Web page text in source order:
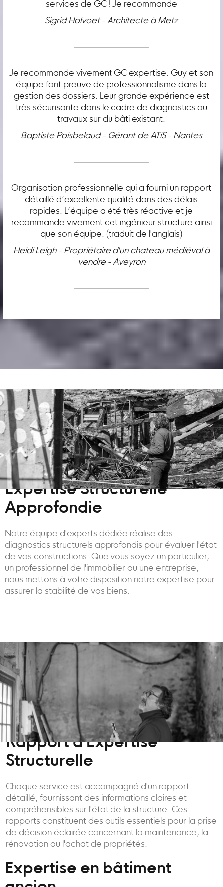
services de GC ! Je recommande
Sigrid Holvoet - Architecte à Metz
Je recommande vivement GC expertise. Guy et son
équipe font preuve de professionnalisme dans la
gestion des dossiers. Leur grande expérience est
très sécurisante dans le cadre de diagnostics ou
travaux sur du bâti existant.
Baptiste Poisbelaud - Gérant de ATiS - Nantes
Organisation professionnelle qui a fourni un rapport
détaillé d’excellente qualité dans des délais
rapides. L’équipe a été très réactive et je
recommande vivement cet ingénieur structure ainsi
que son équipe. (traduit de l'anglais)
Heidi Leigh - Propriétaire d'un chateau médiéval à
vendre - Aveyron
Expertise Structurelle
Approfondie
Notre équipe d'experts dédiée réalise des
diagnostics structurels approfondis pour évaluer l'état
de vos constructions. Que vous soyez un particulier,
un professionnel de l'immobilier ou une entreprise,
nous mettons à votre disposition notre expertise pour
assurer la stabilité de vos biens.
Rapport d'Expertise
Structurelle
Chaque service est accompagné d'un rapport
détaillé, fournissant des informations claires et
compréhensibles sur l'état de la structure. Ces
rapports constituent des outils essentiels pour la prise
de décision éclairée concernant la maintenance, la
rénovation ou l'achat de propriétés.
Expertise en bâtiment